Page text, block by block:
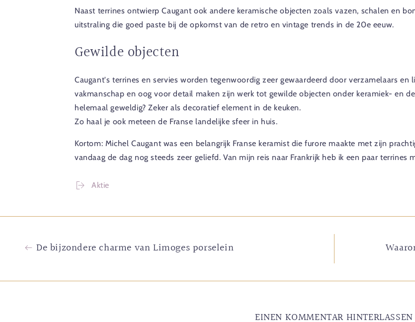
Naast terrines ontwierp Caugant ook andere keramische objecten zoals vazen, schalen en
uitstraling die goed paste bij de opkomst van de retro en vintage trends in de 20e eeuw.
Gewilde objecten
Caugant's terrines en servies worden tegenwoordig zeer gewaardeerd door verzamelaars en
vakmanschap en oog voor detail maken zijn werk tot gewilde objecten onder keramiek- en
helemaal geweldig? Zeker als decoratief element in de keuken.
Zo haal je ook meteen de Franse landelijke sfeer in huis.
Kortom: Michel Caugant was een belangrijk Franse keramist die furore maakte met zijn
vandaag de dag nog steeds zeer geliefd. Van mijn reis naar Frankrijk heb ik een paar terrines
Aktie
De bijzondere charme van Limoges porselein
EINEN KOMMENTAR HINTERLASSEN